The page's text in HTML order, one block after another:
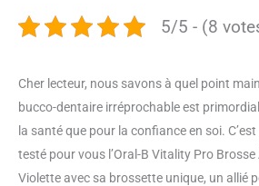
5/5 - (8
Cher lecteur, nous savons à quel point
bucco-dentaire irréprochable est
la santé que pour la confiance en soi.
testé pour vous l’Oral-B Vitality Pro
Violette avec sa brossette unique, un allié